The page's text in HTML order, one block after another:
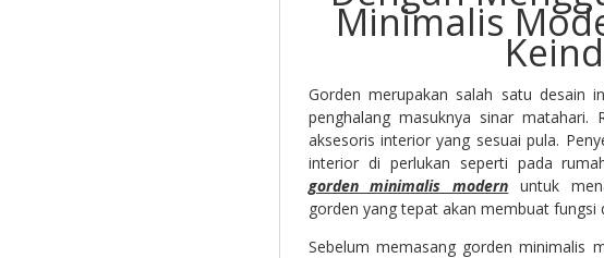
Minimalis
Gorden merupakan salah satu desain
penghalang masuknya sinar matahari.
aksesoris interior yang sesuai pula.
interior di perlukan seperti pada
gorden minimalis modern untuk
gorden yang tepat akan membuat fungsi
Sebelum memasang gorden minimalis